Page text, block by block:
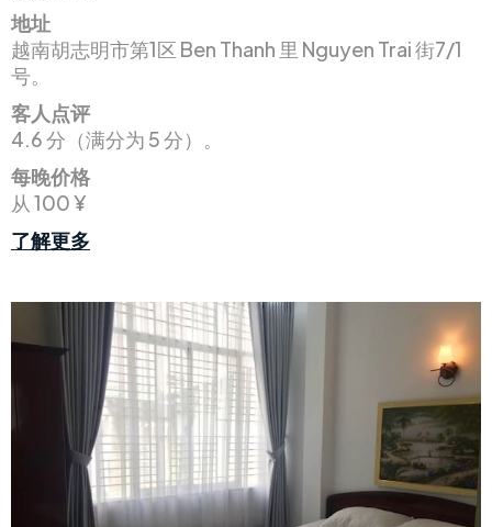
地址
越南胡志明市第1区 Ben Thanh 里 Nguyen Trai 街7/1
号。
客人点评
4.6 分（满分为 5 分）。
每晚价格
从 100 ¥
了解更多